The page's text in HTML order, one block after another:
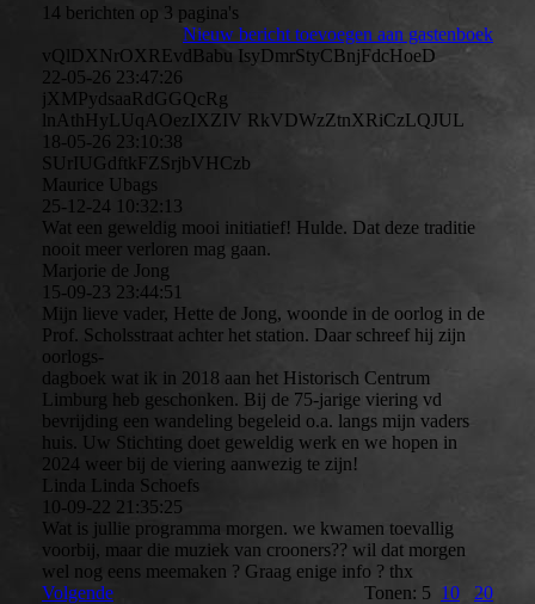
14 berichten op 3 pagina's
Nieuw bericht toevoegen aan gastenboek
vQlDXNrOXREvdBabu IsyDmrStyCBnjFdcHoeD
22-05-26 23:47:26
jXMPydsaaRdGGQcRg
lnAthHyLUqAOezIXZIV RkVDWzZtnXRiCzLQJUL
18-05-26 23:10:38
SUrIUGdftkFZSrjbVHCzb
Maurice Ubags
25-12-24 10:32:13
Wat een geweldig mooi initiatief! Hulde. Dat deze traditie
nooit meer verloren mag gaan.
Marjorie de Jong
15-09-23 23:44:51
Mijn lieve vader, Hette de Jong, woonde in de oorlog in de
Prof. Scholsstraat achter het station. Daar schreef hij zijn
oorlogs-
dagboek wat ik in 2018 aan het Historisch Centrum
Limburg heb geschonken. Bij de 75-jarige viering vd
bevrijding een wandeling begeleid o.a. langs mijn vaders
huis. Uw Stichting doet geweldig werk en we hopen in
2024 weer bij de viering aanwezig te zijn!
Linda Linda Schoefs
10-09-22 21:35:25
Wat is jullie programma morgen. we kwamen toevallig
voorbij, maar die muziek van crooners?? wil dat morgen
wel nog eens meemaken ? Graag enige info ? thx
Volgende
Tonen: 5 10 20